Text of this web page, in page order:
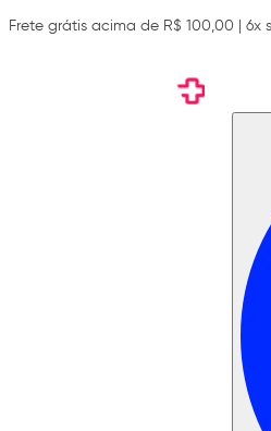
Frete grátis acima de R$ 100,00 | 6x